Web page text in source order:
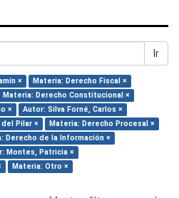
Ir
×
Materia: Derecho Fiscal ×
Materia: Derecho Constitucional ×
×
Autor: Silva Forné, Carlos ×
Pilar ×
Materia: Derecho Procesal ×
Derecho de la Información ×
Montes, Patricia ×
Materia: Otro ×